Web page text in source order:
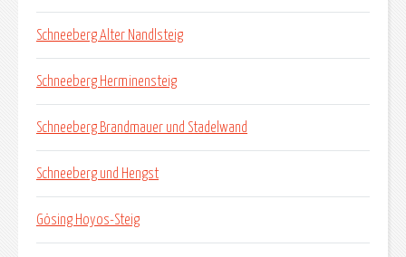
Schneeberg Alter Nandlsteig
Schneeberg Herminensteig
Schneeberg Brandmauer und Stadelwand
Schneeberg und Hengst
Gösing Hoyos-Steig